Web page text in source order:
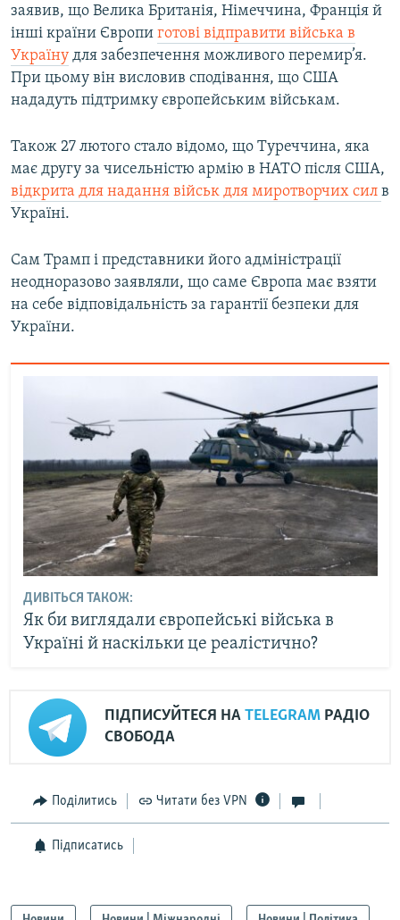
заявив, що Велика Британія, Німеччина, Франція й
інші країни Європи готові відправити війська в
Україну для забезпечення можливого перемир’я.
При цьому він висловив сподівання, що США
нададуть підтримку європейським військам.
Також 27 лютого стало відомо, що Туреччина, яка
має другу за чисельністю армію в НАТО після США,
відкрита для надання військ для миротворчих сил в
Україні.
Сам Трамп і представники його адміністрації
неодноразово заявляли, що саме Європа має взяти
на себе відповідальність за гарантії безпеки для
України.
ДИВІТЬСЯ ТАКОЖ:
Як би виглядали європейські війська в
Україні й наскільки це реалістично?
ПІДПИСУЙТЕСЯ НА TELEGRAM РАДІО
СВОБОДА
Поділитись Читати без VPN
Підписатись